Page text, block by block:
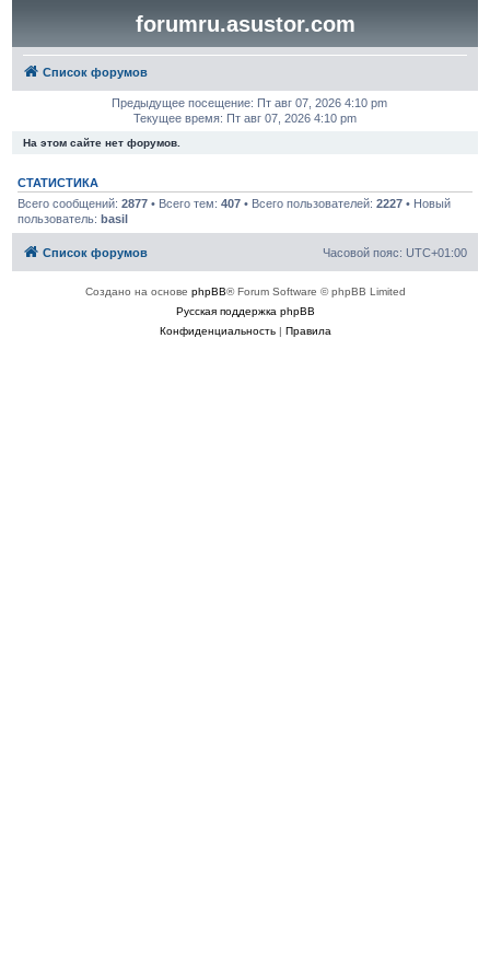
forumru.asustor.com
Список форумов
Предыдущее посещение: Пт авг 07, 2026 4:10 pm
Текущее время: Пт авг 07, 2026 4:10 pm
На этом сайте нет форумов.
СТАТИСТИКА
Всего сообщений: 2877• Всего тем: 407• Всего пользователей: 2227• Новый
пользователь: basil
Список форумов Часовой пояс: UTC+01:00
Создано на основе phpBB® Forum Software © phpBB Limited
Русская поддержка phpBB
Конфиденциальность| Правила